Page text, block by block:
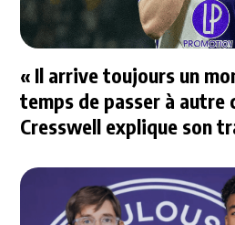
« Il arrive toujours un
temps de passer à autre
Cresswell explique son